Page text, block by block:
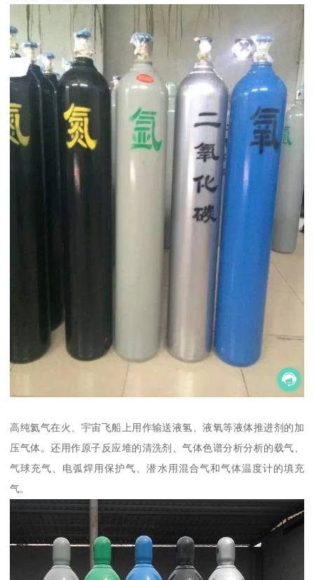
高纯氦气在火、宇宙飞船上用作输送液氢、液氧等液体推进剂的加
压气体。还用作原子反应堆的清洗剂、气体色谱分析分析的载气、
气球充气、电弧焊用保护气、潜水用混合气和气体温度计的填充
气。